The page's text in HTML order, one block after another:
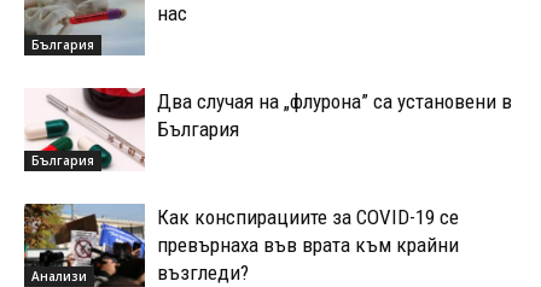
България
нас
България
Два случая на „флурона” са установени в
България
Анализи
Как конспирациите за COVID-19 се
превърнаха във врата към крайни
възгледи?